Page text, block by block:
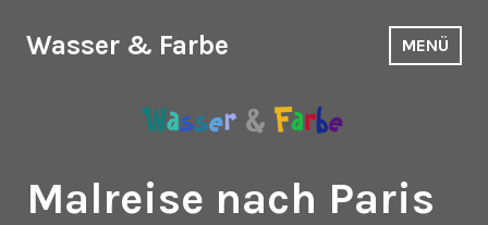
Inhalt
Wasser & Farbe MENÜ
Malreise nach Paris